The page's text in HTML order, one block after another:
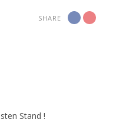
SHARE
Stand !